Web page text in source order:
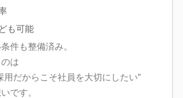
も可能
件も整備済み。
は
用だからこそ社員を大切にしたい”
です。